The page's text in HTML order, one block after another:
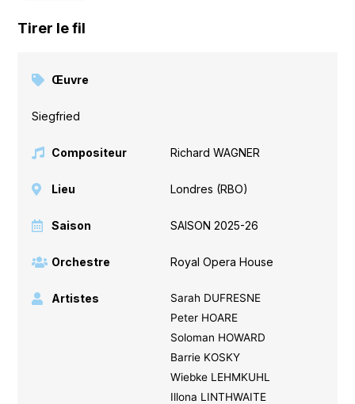
Tirer le fil
Œuvre
Siegfried
Compositeur Richard WAGNER
Lieu Londres (RBO)
Saison SAISON 2025-26
Orchestre Royal Opera House
Artistes
Sarah DUFRESNE
Peter HOARE
Soloman HOWARD
Barrie KOSKY
Wiebke LEHMKUHL
Illona LINTHWAITE